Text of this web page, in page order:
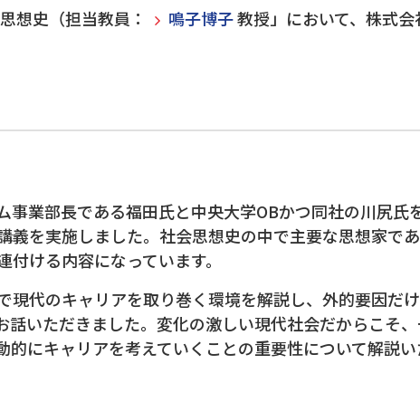
想史（担当教員： 鳴子博子教授」において、株式
事業部長である福田氏と中央大学OBかつ同社の川尻氏
義を実施しました。社会思想史の中で主要な思想家で
ける内容になっています。
現代のキャリアを取り巻く環境を解説し、外的要因だ
いただきました。変化の激しい現代社会だからこそ
にキャリアを考えていくことの重要性について解説い